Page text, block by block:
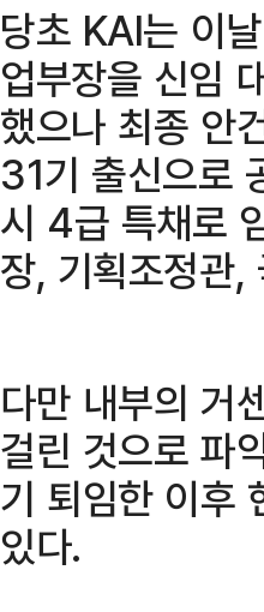
당초 KAI는 이
업부장을 신임
했으나 최종 안
31기 출신으로
시 4급 특채로
장, 기획조정관,
다만 내부의 거
걸린 것으로 파
기 퇴임한 이후
있다.